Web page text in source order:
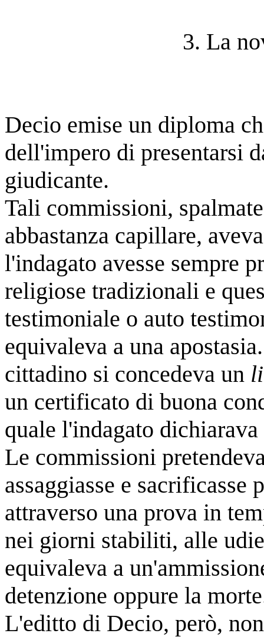
3. La
Decio emise un diploma
dell'impero di presentarsi
giudicante.
Tali commissioni,
abbastanza capillare,
l'indagato avesse sempre
religiose tradizionali e
testimoniale o auto
equivaleva a una
cittadino si concedeva un
un certificato di buona
quale l'indagato
Le commissioni
assaggiasse e
attraverso una prova in
nei giorni stabiliti, alle
equivaleva a
detenzione oppure la
L'editto di Decio, però,